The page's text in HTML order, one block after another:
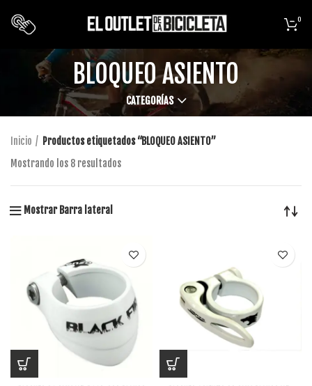
0
BLOQUEO ASIENTO
CATEGORÍAS
Inicio
Productos etiquetados “BLOQUEO ASIENTO”
Mostrando los 8 resultados
Mostrar Barra lateral